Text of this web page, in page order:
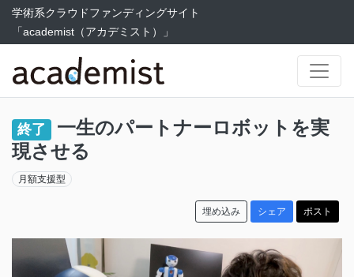
学術系クラウドファンディングサイト
「academist（アカデミスト）」
終了
一生のパートナーロボットを実
現させる
月額支援型
埋め込み シェア ポスト